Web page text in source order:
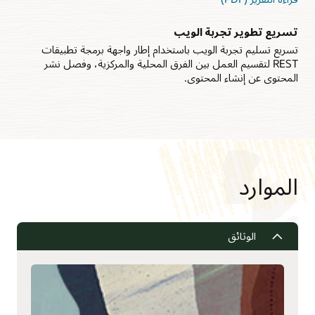
المخبئية تجميع المحتوى الديناميكي والثابت في الوقت الفعلي وفقًا
خلال البيانات
مشاركة بيانات الزائرين التي تم التقاطها وإثراؤها من أنظمة إدارة علاقات
العملاء والتطبيقات الخارجية الأخرى عبر واجهات برمجة تطبيقات REST
المضمنة لتحسين كفاءة استهداف حملة البريد الإلكتروني.
تسريع تطوير تجربة الويب
تسريع تسليم تجربة الويب باستخدام إطار واجهة برمجة تطبيقات
REST لتقسيم العمل بين الفرق المحلية والمركزية، وفصل نشر
المحتوى عن إنشاء المحتوى.
الموارد
الوثائق